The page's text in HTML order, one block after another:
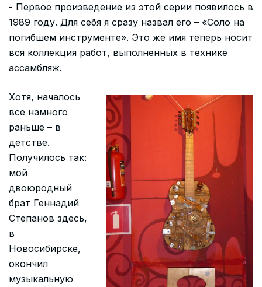
- Первое произведение из этой серии появилось в
1989 году. Для себя я сразу назвал его – «Соло на
погибшем инструменте». Это же имя теперь носит
вся коллекция работ, выполненных в технике
ассамбляж.
Хотя, началось
все намного
раньше – в
детстве.
Получилось так:
мой
двоюродный
брат Геннадий
Степанов здесь,
в
Новосибирске,
окончил
музыкальную